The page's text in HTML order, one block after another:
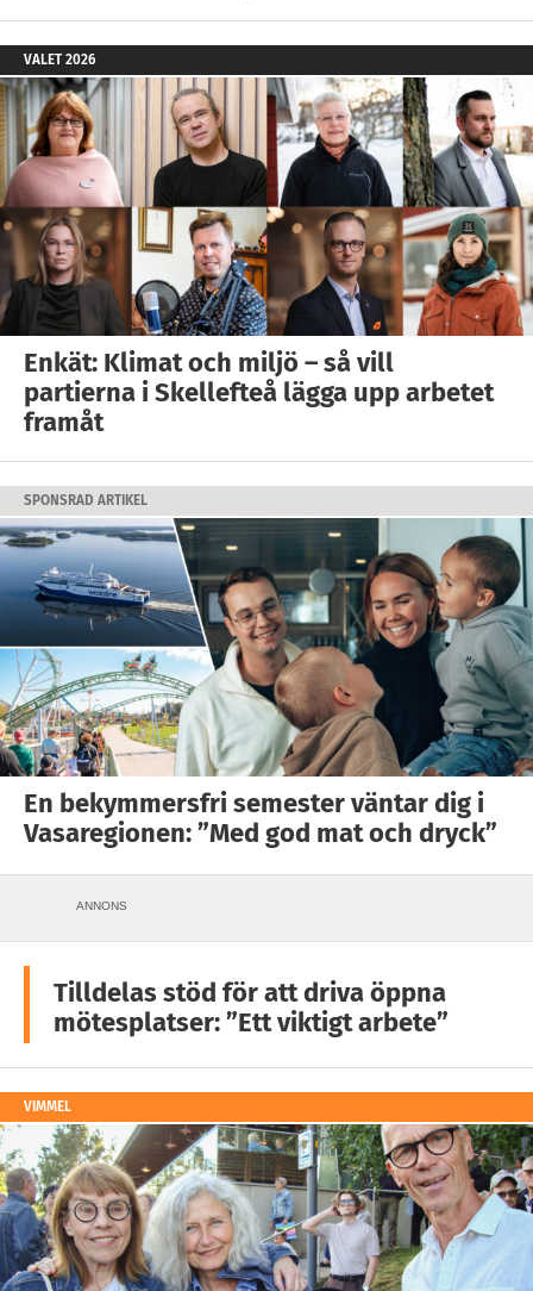
VALET 2026
Enkät: Klimat och miljö – så vill
partierna i Skellefteå lägga upp arbetet
framåt
SPONSRAD ARTIKEL
En bekymmersfri semester väntar dig i
Vasaregionen: ”Med god mat och dryck”
ANNONS
Tilldelas stöd för att driva öppna
mötesplatser: ”Ett viktigt arbete”
VIMMEL